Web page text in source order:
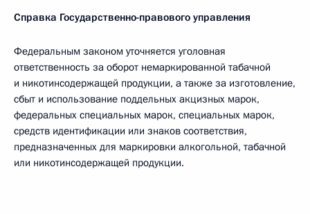
Справка Государственно-правового управления
Федеральным законом уточняется уголовная
ответственность за оборот немаркированной табачной
и никотинсодержащей продукции, а также за изготовление,
сбыт и использование поддельных акцизных марок,
федеральных специальных марок, специальных марок,
средств идентификации или знаков соответствия,
предназначенных для маркировки алкогольной, табачной
или никотинсодержащей продукции.